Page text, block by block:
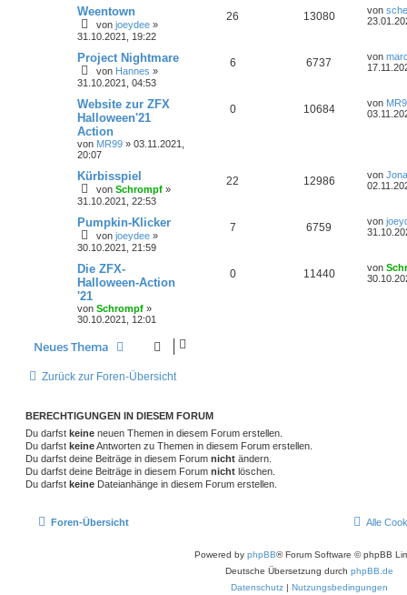
Weentown
von joeydee »
31.10.2021, 19:22
26 13080 von
Project Nightmare
von Hannes »
31.10.2021, 04:53
6 6737 von
Website zur ZFX
Halloween'21
Action
von MR99 » 03.11.2021,
20:07
0 10684 von
Kürbisspiel
von Schrompf »
31.10.2021, 22:53
22 12986 von
Pumpkin-Klicker
von joeydee »
30.10.2021, 21:59
7 6759 von
Die ZFX-
Halloween-Action
'21
von Schrompf »
30.10.2021, 12:01
0 11440 von
Neues Thema
Zurück zur Foren-Übersicht
BERECHTIGUNGEN IN DIESEM FORUM
Du darfst keine neuen Themen in diesem Forum erstellen.
Du darfst keineAntworten zu Themen in diesem Forum erstellen.
Du darfst deine Beiträge in diesem Forum nicht ändern.
Du darfst deine Beiträge in diesem Forum nicht löschen.
Du darfst keine Dateianhänge in diesem Forum erstellen.
Foren-Übersicht Alle
Powered by phpBB® Forum Software © phpBB
Deutsche Übersetzung durch phpBB.de
Datenschutz | Nutzungsbedingungen